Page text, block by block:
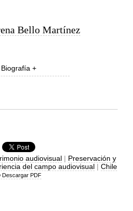
Bello Martínez
Biografía +
audiovisual| Preservación y
del campo audiovisual| Chile
Descargar PDF